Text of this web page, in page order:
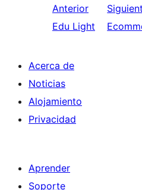
Anterior
Edu Light
Acerca de
Noticias
Alojamiento
Privacidad
Aprender
Soporte